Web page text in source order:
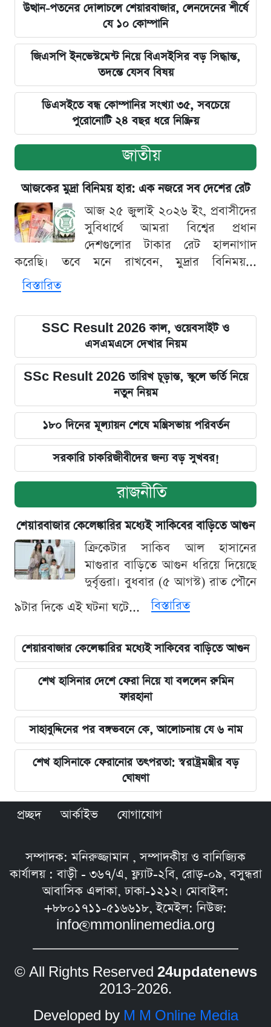
উত্থান-পতনের দোলাচলে শেয়ারবাজার, লেনদেনের শীর্ষে
যে ১০ কোম্পানি
জিএসপি ইনভেস্টমেন্ট নিয়ে বিএসইসির বড় সিদ্ধান্ত,
তদন্তে যেসব বিষয়
ডিএসইতে বন্ধ কোম্পানির সংখ্যা ৩৫, সবচেয়ে
পুরোনোটি ২৪ বছর ধরে নিষ্ক্রিয়
জাতীয়
আজকের মুদ্রা বিনিময় হার: এক নজরে সব দেশের রেট
আজ ২৫ জুলাই ২০২৬ ইং, প্রবাসীদের
সুবিধার্থে আমরা বিশ্বের প্রধান
দেশগুলোর টাকার রেট হালনাগাদ
করেছি। তবে মনে রাখবেন, মুদ্রার বিনিময়...
বিস্তারিত
SSC Result 2026 কাল, ওয়েবসাইট ও
এসএমএসে দেখার নিয়ম
SSc Result 2026 তারিখ চূড়ান্ত, স্কুলে ভর্তি নিয়ে
নতুন নিয়ম
১৮০ দিনের মূল্যায়ন শেষে মন্ত্রিসভায় পরিবর্তন
সরকারি চাকরিজীবীদের জন্য বড় সুখবর!
রাজনীতি
শেয়ারবাজার কেলেঙ্কারির মধ্যেই সাকিবের বাড়িতে আগুন
ক্রিকেটার সাকিব আল হাসানের
মাগুরার বাড়িতে আগুন ধরিয়ে দিয়েছে
দুর্বৃত্তরা। বুধবার (৫ আগস্ট) রাত পৌনে
৯টার দিকে এই ঘটনা ঘটে...
বিস্তারিত
শেয়ারবাজার কেলেঙ্কারির মধ্যেই সাকিবের বাড়িতে আগুন
শেখ হাসিনার দেশে ফেরা নিয়ে যা বললেন রুমিন
ফারহানা
সাহাবুদ্দিনের পর বঙ্গভবনে কে, আলোচনায় যে ৬ নাম
শেখ হাসিনাকে ফেরানোর তৎপরতা: স্বরাষ্ট্রমন্ত্রীর বড়
ঘোষণা
প্রচ্ছদ আর্কাইভ যোগাযোগ
সম্পাদক: মনিরুজ্জামান , সম্পাদকীয় ও বানিজ্যিক
কার্যালয় : বাড়ী - ৩৬৭/এ, ফ্ল্যাট-২বি, রোড়-০৯, বসুন্ধরা
আবাসিক এলাকা, ঢাকা-১২১২। মোবাইল:
+৮৮০১৭১১-৫১৬৬১৮, ইমেইল: নিউজ:
info@mmonlinemedia.org
© All Rights Reserved 24updatenews
2013–2026.
Developed by M M Online Media